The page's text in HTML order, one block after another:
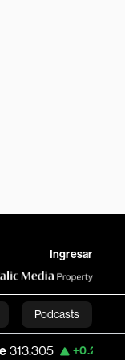
Ingresar
Podcasts
+0.25% USD COP